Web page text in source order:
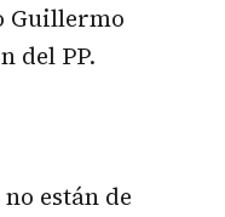
Guillermo
del PP.
están de